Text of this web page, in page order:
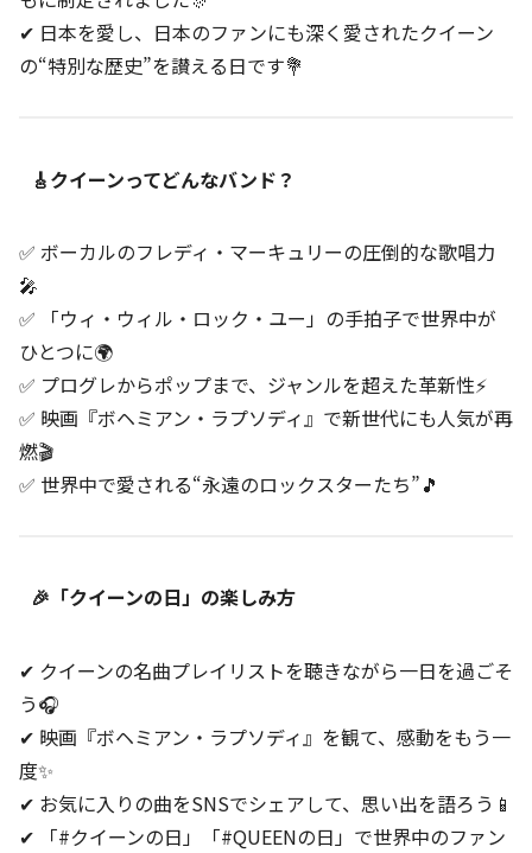
✔ 日本を愛し、日本のファンにも深く愛されたクイーン
の“特別な歴史”を讃える日です💐
🎸クイーンってどんなバンド？
✅ ボーカルのフレディ・マーキュリーの圧倒的な歌唱力
🎤
✅ 「ウィ・ウィル・ロック・ユー」の手拍子で世界中が
ひとつに🌍
✅ プログレからポップまで、ジャンルを超えた革新性⚡
✅ 映画『ボヘミアン・ラプソディ』で新世代にも人気が再
燃🎬
✅ 世界中で愛される“永遠のロックスターたち”🎵
🎉「クイーンの日」の楽しみ方
✔ クイーンの名曲プレイリストを聴きながら一日を過ごそ
う🎧
✔ 映画『ボヘミアン・ラプソディ』を観て、感動をもう一
度✨
✔ お気に入りの曲をSNSでシェアして、思い出を語ろう📱
✔ 「#クイーンの日」「#QUEENの日」で世界中のファン